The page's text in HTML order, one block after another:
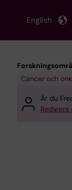
English
Cancer och
Är du